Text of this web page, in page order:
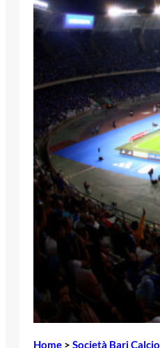
Home > Società Bari Calcio